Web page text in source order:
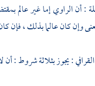
: أن الراوي إما غير عالم
وإن كان عالما بذلك ، فإن
القرافي: يجوز بثلاثة شروط : أن